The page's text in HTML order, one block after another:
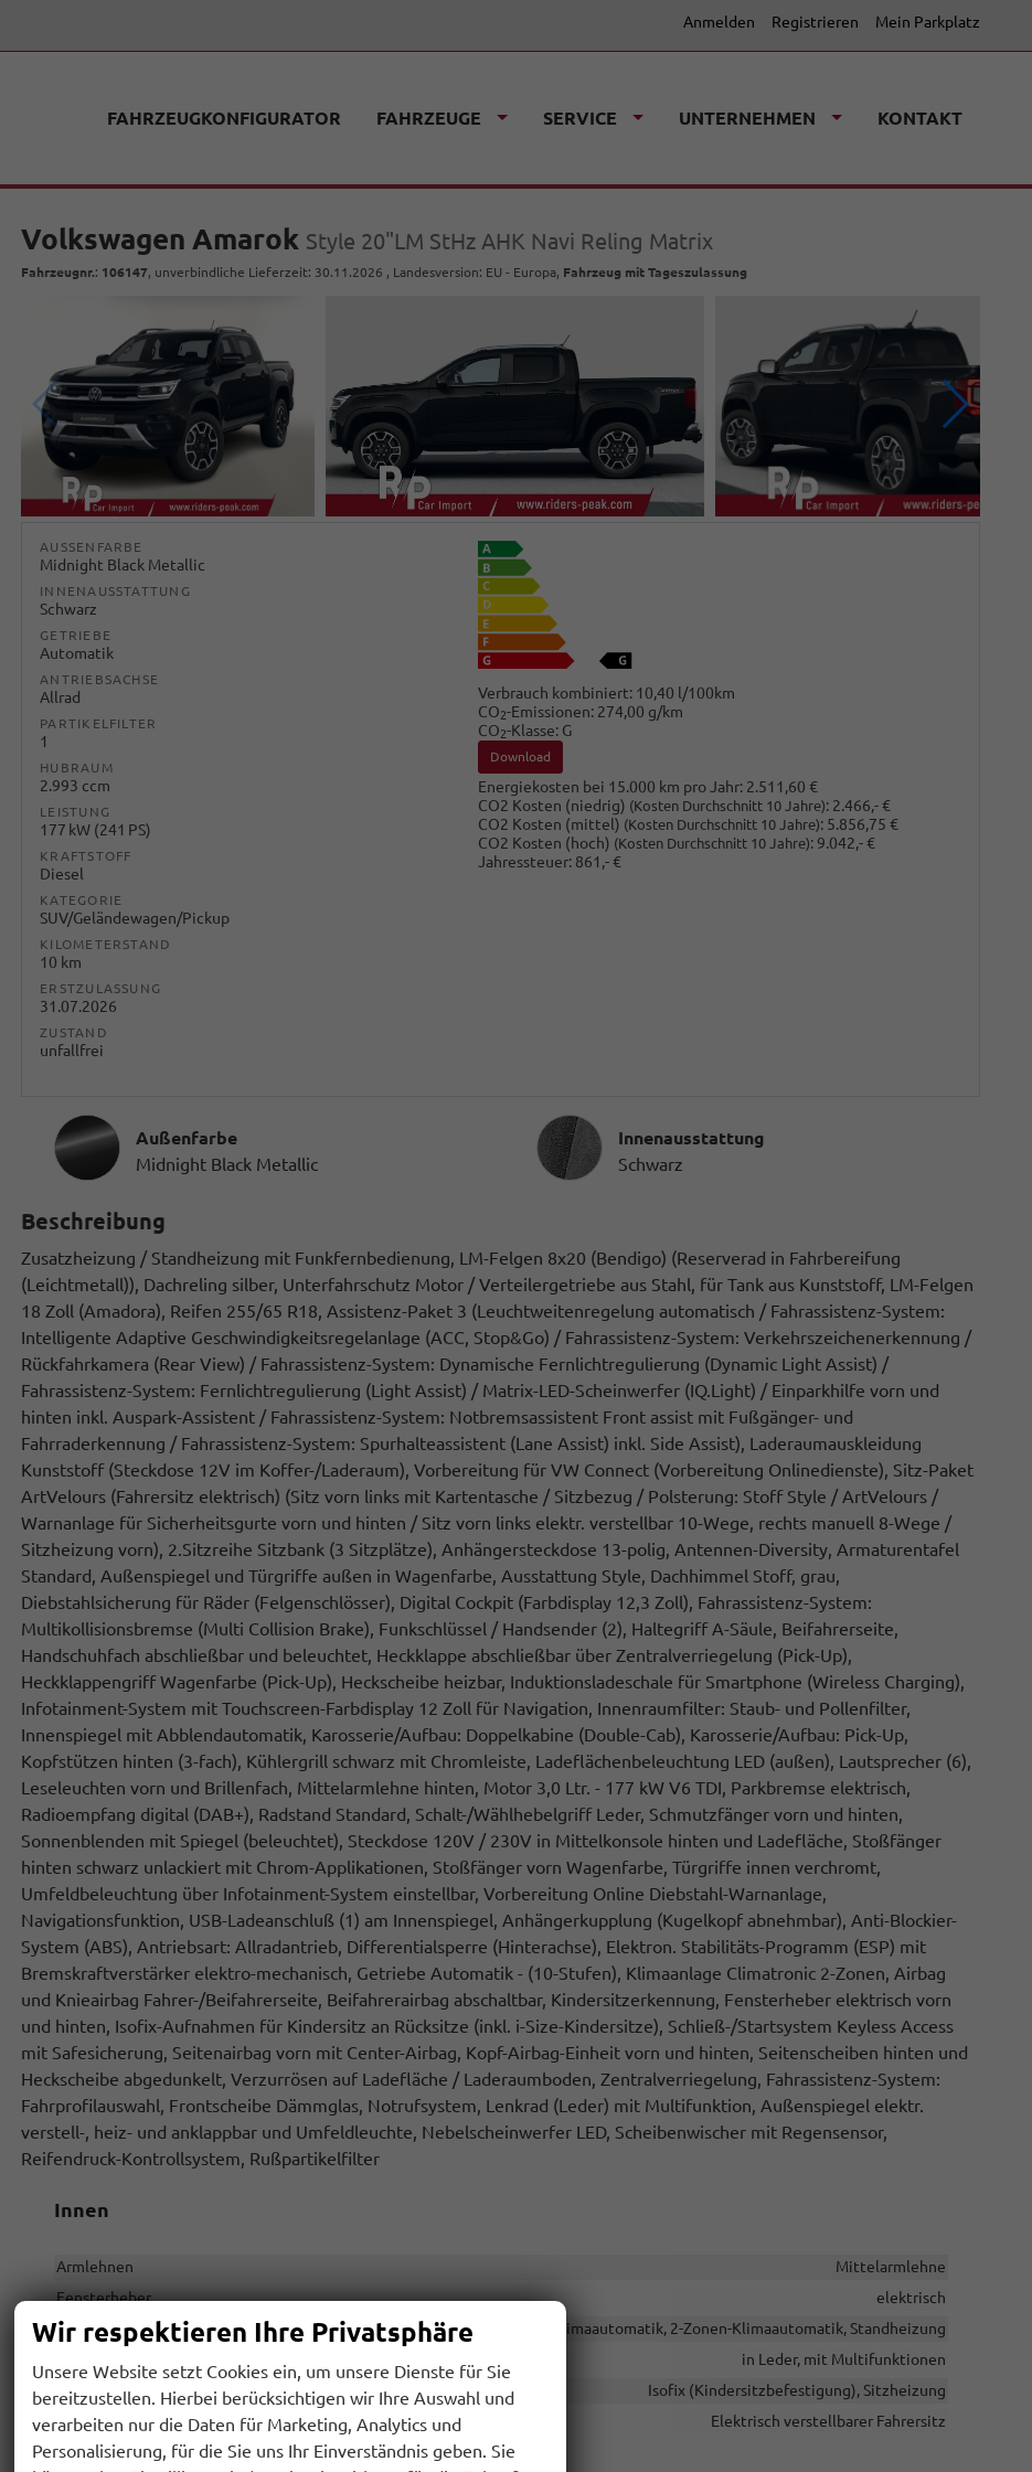
Anmelden Registrieren Mein Parkplatz
FAHRZEUGKONFIGURATOR FAHRZEUGE SERVICE UNTERNEHMEN KONTAKT
Volkswagen Amarok Style 20"LM StHz AHK Navi Reling Matrix
Fahrzeugnr.: 106147, unverbindliche Lieferzeit: 30.11.2026 , Landesversion: EU - Europa, Fahrzeug mit Tageszulassung
AUSSENFARBE
Midnight Black Metallic
INNENAUSSTATTUNG
Schwarz
GETRIEBE
Automatik
ANTRIEBSACHSE
Allrad
PARTIKELFILTER
1
HUBRAUM
2.993 ccm
LEISTUNG
177 kW (241 PS)
KRAFTSTOFF
Diesel
KATEGORIE
SUV/Geländewagen/Pickup
KILOMETERSTAND
10 km
ERSTZULASSUNG
31.07.2026
ZUSTAND
unfallfrei
Verbrauch kombiniert: 10,40 l/100km
CO2-Emissionen: 274,00 g/km
CO2-Klasse: G
Download
Energiekosten bei 15.000 km pro Jahr: 2.511,60 €
CO2 Kosten (niedrig) (Kosten Durchschnitt 10 Jahre): 2.466,- €
CO2 Kosten (mittel) (Kosten Durchschnitt 10 Jahre): 5.856,75 €
CO2 Kosten (hoch) (Kosten Durchschnitt 10 Jahre): 9.042,- €
Jahressteuer: 861,- €
Außenfarbe
Midnight Black Metallic
InnenausstattungInnenausstattung
Schwarz
Beschreibung
Zusatzheizung / Standheizung mit Funkfernbedienung, LM-Felgen 8x20 (Bendigo) (Reserverad in Fahrbereifung
(Leichtmetall)), Dachreling silber, Unterfahrschutz Motor / Verteilergetriebe aus Stahl, für Tank aus Kunststoff, LM-Felgen
18 Zoll (Amadora), Reifen 255/65 R18, Assistenz-Paket 3 (Leuchtweitenregelung automatisch / Fahrassistenz-System:
Intelligente Adaptive Geschwindigkeitsregelanlage (ACC, Stop&Go) / Fahrassistenz-System: Verkehrszeichenerkennung /
Rückfahrkamera (Rear View) / Fahrassistenz-System: Dynamische Fernlichtregulierung (Dynamic Light Assist) /
Fahrassistenz-System: Fernlichtregulierung (Light Assist) / Matrix-LED-Scheinwerfer (IQ.Light) / Einparkhilfe vorn und
hinten inkl. Auspark-Assistent / Fahrassistenz-System: Notbremsassistent Front assist mit Fußgänger- und
Fahrraderkennung / Fahrassistenz-System: Spurhalteassistent (Lane Assist) inkl. Side Assist), Laderaumauskleidung
Kunststoff (Steckdose 12V im Koffer-/Laderaum), Vorbereitung für VW Connect (Vorbereitung Onlinedienste), Sitz-Paket
ArtVelours (Fahrersitz elektrisch) (Sitz vorn links mit Kartentasche / Sitzbezug / Polsterung: Stoff Style / ArtVelours /
Warnanlage für Sicherheitsgurte vorn und hinten / Sitz vorn links elektr. verstellbar 10-Wege, rechts manuell 8-Wege /
Sitzheizung vorn), 2.Sitzreihe Sitzbank (3 Sitzplätze), Anhängersteckdose 13-polig, Antennen-Diversity, Armaturentafel
Standard, Außenspiegel und Türgriffe außen in Wagenfarbe, Ausstattung Style, Dachhimmel Stoff, grau,
Diebstahlsicherung für Räder (Felgenschlösser), Digital Cockpit (Farbdisplay 12,3 Zoll), Fahrassistenz-System:
Multikollisionsbremse (Multi Collision Brake), Funkschlüssel / Handsender (2), Haltegriff A-Säule, Beifahrerseite,
Handschuhfach abschließbar und beleuchtet, Heckklappe abschließbar über Zentralverriegelung (Pick-Up),
Heckklappengriff Wagenfarbe (Pick-Up), Heckscheibe heizbar, Induktionsladeschale für Smartphone (Wireless Charging),
Infotainment-System mit Touchscreen-Farbdisplay 12 Zoll für Navigation, Innenraumfilter: Staub- und Pollenfilter,
Innenspiegel mit Abblendautomatik, Karosserie/Aufbau: Doppelkabine (Double-Cab), Karosserie/Aufbau: Pick-Up,
Kopfstützen hinten (3-fach), Kühlergrill schwarz mit Chromleiste, Ladeflächenbeleuchtung LED (außen), Lautsprecher (6),
Leseleuchten vorn und Brillenfach, Mittelarmlehne hinten, Motor 3,0 Ltr. - 177 kW V6 TDI, Parkbremse elektrisch,
Radioempfang digital (DAB+), Radstand Standard, Schalt-/Wählhebelgriff Leder, Schmutzfänger vorn und hinten,
Sonnenblenden mit Spiegel (beleuchtet), Steckdose 120V / 230V in Mittelkonsole hinten und Ladefläche, Stoßfänger
hinten schwarz unlackiert mit Chrom-Applikationen, Stoßfänger vorn Wagenfarbe, Türgriffe innen verchromt,
Umfeldbeleuchtung über Infotainment-System einstellbar, Vorbereitung Online Diebstahl-Warnanlage,
Navigationsfunktion, USB-Ladeanschluß (1) am Innenspiegel, Anhängerkupplung (Kugelkopf abnehmbar), Anti-Blockier-
System (ABS), Antriebsart: Allradantrieb, Differentialsperre (Hinterachse), Elektron. Stabilitäts-Programm (ESP) mit
Bremskraftverstärker elektro-mechanisch, Getriebe Automatik - (10-Stufen), Klimaanlage Climatronic 2-Zonen, Airbag
und Knieairbag Fahrer-/Beifahrerseite, Beifahrerairbag abschaltbar, Kindersitzerkennung, Fensterheber elektrisch vorn
und hinten, Isofix-Aufnahmen für Kindersitz an Rücksitze (inkl. i-Size-Kindersitze), Schließ-/Startsystem Keyless Access
mit Safesicherung, Seitenairbag vorn mit Center-Airbag, Kopf-Airbag-Einheit vorn und hinten, Seitenscheiben hinten und
Heckscheibe abgedunkelt, Verzurrösen auf Ladefläche / Laderaumboden, Zentralverriegelung, Fahrassistenz-System:
Fahrprofilauswahl, Frontscheibe Dämmglas, Notrufsystem, Lenkrad (Leder) mit Multifunktion, Außenspiegel elektr.
verstell-, heiz- und anklappbar und Umfeldleuchte, Nebelscheinwerfer LED, Scheibenwischer mit Regensensor,
Reifendruck-Kontrollsystem, Rußpartikelfilter
Innen
Armlehnen
Mittelarmlehne
Fensterheber
elektrisch
Klimatisierung
Klimaautomatik, 2-Zonen-Klimaautomatik, Standheizung
in Leder, mit Multifunktionen
Sitze
Isofix (Kindersitzbefestigung), Sitzheizung
Sitze: Verstellbarkeit
Elektrisch verstellbarer Fahrersitz
Wir respektieren Ihre Privatsphäre
Unsere Website setzt Cookies ein, um unsere Dienste für Sie
bereitzustellen. Hierbei berücksichtigen wir Ihre Auswahl und
verarbeiten nur die Daten für Marketing, Analytics und
Personalisierung, für die Sie uns Ihr Einverständnis geben. Sie